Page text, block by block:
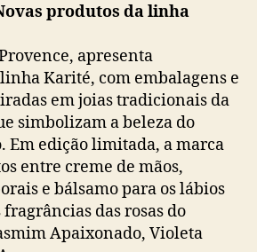
produtos da linha
apresenta
Karité, com embalagens e
em joias tradicionais da
simbolizam a beleza do
Em edição limitada, a marca
entre creme de mãos,
e bálsamo para os lábios
das rosas do
Apaixonado, Violeta